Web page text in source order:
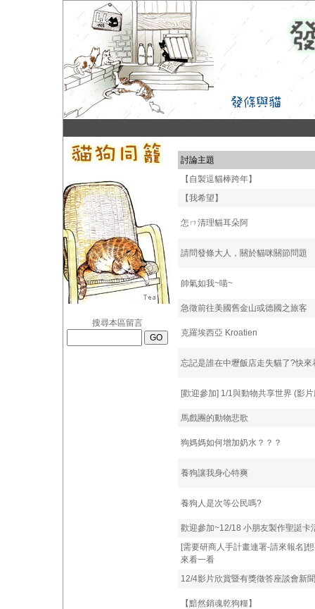
搜尋本區留言
討論主題
【自製逗貓棒跨年】
【我希望】
怎ㄇ清理貓耳朵阿
請問發條大人，關於貓咪關節問題
帥氣如我~喵~
急徵前往美國舊金山或德國之旅客
克羅埃西亞 Kroatien
忘記是誰在中壢飯店走失貓了?快
[歡迎參加] 1/1與動物共享世界 (影
馬戲團的動物悲歌
狗媽媽如何增加奶水？？？
養狗讓我身心特爽
養狗人是次等公民嗎?
歡迎參加~12/18 小朋友製作聖誔卡
[需要研商人手計畫連署-請來報名]
來看一看
12/4影片欣賞暨有獎徵答座談會新
【黯然銷魂乾狗糧】